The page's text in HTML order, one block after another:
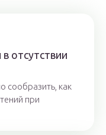
отсутствии
сообразить, как
при